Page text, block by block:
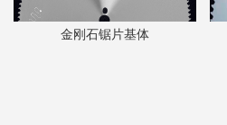
金刚石锯片基体